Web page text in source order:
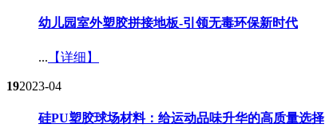
幼儿园室外塑胶拼接地板-引领无毒环保新时代​
... 【详细】
192023-04
硅PU塑胶球场材料：给运动品味升华的高质量选择​